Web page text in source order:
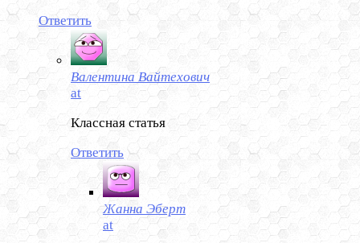
Ответить
Валентина Вайтехович
at
Классная статья
Ответить
Жанна Эберт
at